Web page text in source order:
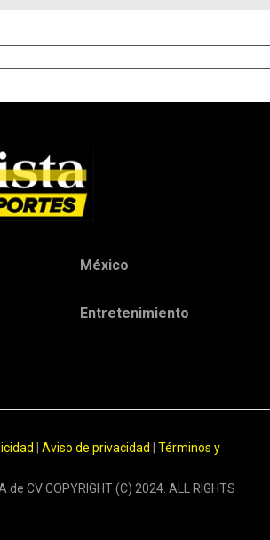
México
Entretenimiento
Aviso de privacidad
Términos y
de CV COPYRIGHT (C) 2024. ALL RIGHTS